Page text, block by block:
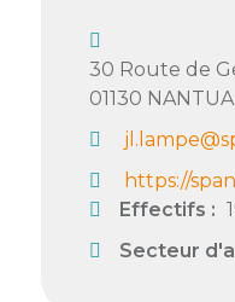
Semaine
de
l’industrie
Congrès
et
salons
Projets
30 Route de
01130 NANTUA
https://
Effectifs :
Secteur